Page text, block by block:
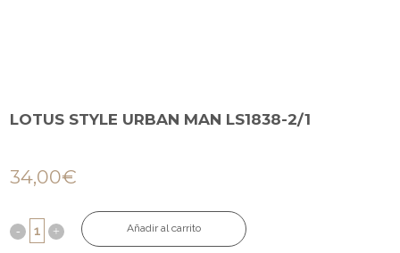
LOTUS STYLE URBAN MAN LS1838-2/1
34,00€
Añadir al carrito